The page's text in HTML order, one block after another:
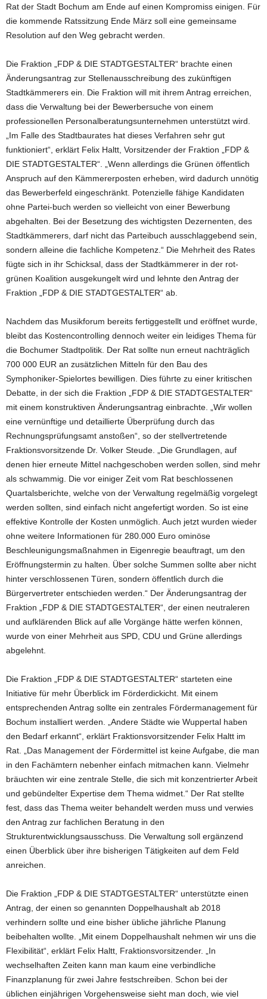
Rat der Stadt Bochum am Ende auf einen Kompromiss einigen. Für
die kommende Ratssitzung Ende März soll eine gemeinsame
Resolution auf den Weg gebracht werden.
Die Fraktion „FDP & DIE STADTGESTALTER“ brachte einen
Änderungsantrag zur Stellenausschreibung des zukünftigen
Stadtkämmerers ein. Die Fraktion will mit ihrem Antrag erreichen,
dass die Verwaltung bei der Bewerbersuche von einem
professionellen Personalberatungsunternehmen unterstützt wird.
„Im Falle des Stadtbaurates hat dieses Verfahren sehr gut
funktioniert“, erklärt Felix Haltt, Vorsitzender der Fraktion „FDP &
DIE STADTGESTALTER“. „Wenn allerdings die Grünen öffentlich
Anspruch auf den Kämmererposten erheben, wird dadurch unnötig
das Bewerberfeld eingeschränkt. Potenzielle fähige Kandidaten
ohne Partei-buch werden so vielleicht von einer Bewerbung
abgehalten. Bei der Besetzung des wichtigsten Dezernenten, des
Stadtkämmerers, darf nicht das Parteibuch ausschlaggebend sein,
sondern alleine die fachliche Kompetenz.“ Die Mehrheit des Rates
fügte sich in ihr Schicksal, dass der Stadtkämmerer in der rot-
grünen Koalition ausgekungelt wird und lehnte den Antrag der
Fraktion „FDP & DIE STADTGESTALTER“ ab.
Nachdem das Musikforum bereits fertiggestellt und eröffnet wurde,
bleibt das Kostencontrolling dennoch weiter ein leidiges Thema für
die Bochumer Stadtpolitik. Der Rat sollte nun erneut nachträglich
700 000 EUR an zusätzlichen Mitteln für den Bau des
Symphoniker-Spielortes bewilligen. Dies führte zu einer kritischen
Debatte, in der sich die Fraktion „FDP & DIE STADTGESTALTER“
mit einem konstruktiven Änderungsantrag einbrachte. „Wir wollen
eine vernünftige und detaillierte Überprüfung durch das
Rechnungsprüfungsamt anstoßen“, so der stellvertretende
Fraktionsvorsitzende Dr. Volker Steude. „Die Grundlagen, auf
denen hier erneute Mittel nachgeschoben werden sollen, sind mehr
als schwammig. Die vor einiger Zeit vom Rat beschlossenen
Quartalsberichte, welche von der Verwaltung regelmäßig vorgelegt
werden sollten, sind einfach nicht angefertigt worden. So ist eine
effektive Kontrolle der Kosten unmöglich. Auch jetzt wurden wieder
ohne weitere Informationen für 280.000 Euro ominöse
Beschleunigungsmaßnahmen in Eigenregie beauftragt, um den
Eröffnungstermin zu halten. Über solche Summen sollte aber nicht
hinter verschlossenen Türen, sondern öffentlich durch die
Bürgervertreter entschieden werden.“ Der Änderungsantrag der
Fraktion „FDP & DIE STADTGESTALTER“, der einen neutraleren
und aufklärenden Blick auf alle Vorgänge hätte werfen können,
wurde von einer Mehrheit aus SPD, CDU und Grüne allerdings
abgelehnt.
Die Fraktion „FDP & DIE STADTGESTALTER“ starteten eine
Initiative für mehr Überblick im Förderdickicht. Mit einem
entsprechenden Antrag sollte ein zentrales Fördermanagement für
Bochum installiert werden. „Andere Städte wie Wuppertal haben
den Bedarf erkannt“, erklärt Fraktionsvorsitzender Felix Haltt im
Rat. „Das Management der Fördermittel ist keine Aufgabe, die man
in den Fachämtern nebenher einfach mitmachen kann. Vielmehr
bräuchten wir eine zentrale Stelle, die sich mit konzentrierter Arbeit
und gebündelter Expertise dem Thema widmet.“ Der Rat stellte
fest, dass das Thema weiter behandelt werden muss und verwies
den Antrag zur fachlichen Beratung in den
Strukturentwicklungsausschuss. Die Verwaltung soll ergänzend
einen Überblick über ihre bisherigen Tätigkeiten auf dem Feld
anreichen.
Die Fraktion „FDP & DIE STADTGESTALTER“ unterstützte einen
Antrag, der einen so genannten Doppelhaushalt ab 2018
verhindern sollte und eine bisher übliche jährliche Planung
beibehalten wollte. „Mit einem Doppelhaushalt nehmen wir uns die
Flexibilität“, erklärt Felix Haltt, Fraktionsvorsitzender. „In
wechselhaften Zeiten kann man kaum eine verbindliche
Finanzplanung für zwei Jahre festschreiben. Schon bei der
üblichen einjährigen Vorgehensweise sieht man doch, wie viel